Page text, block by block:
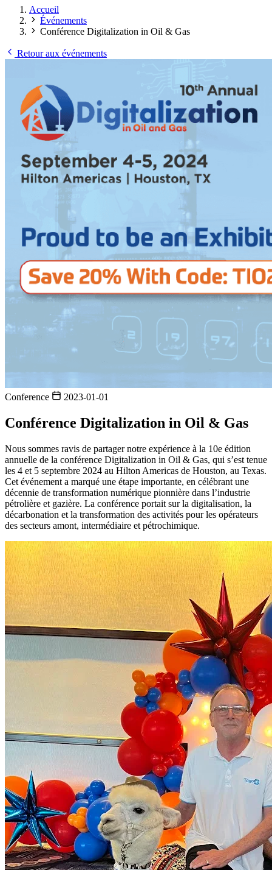
Accueil
Événements
Conférence Digitalization in Oil & Gas
Retour aux événements
Conference 2023-01-01
Conférence Digitalization in Oil & Gas
Nous sommes ravis de partager notre expérience à la 10e édition
annuelle de la conférence Digitalization in Oil & Gas, qui s’est tenue
les 4 et 5 septembre 2024 au Hilton Americas de Houston, au Texas.
Cet événement a marqué une étape importante, en célébrant une
décennie de transformation numérique pionnière dans l’industrie
pétrolière et gazière. La conférence portait sur la digitalisation, la
décarbonation et la transformation des activités pour les opérateurs
des secteurs amont, intermédiaire et pétrochimique.